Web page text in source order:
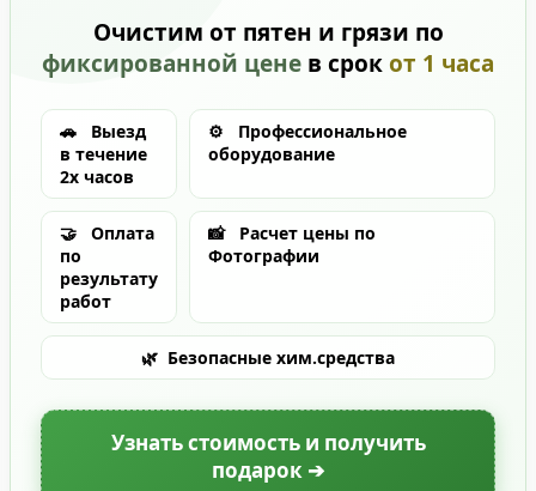
Очистим от пятен и грязи по
фиксированной цене в срокот 1 часа
🚗
Выезд
в течение
2х часов
⚙️
Профессиональное
оборудование
🤝
Оплата
по
результату
работ
📸
Расчет цены по
Фотографии
🌿 Безопасные хим.средства
Узнать стоимость и получить
подарок ➔